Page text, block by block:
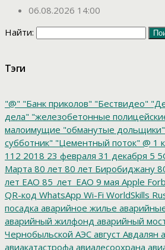
06.08.2026 14:00
Найти:
Тэги
"@" "Банк приколов" "Бествидео"
дела" "железобетонные
малоимущие "обманутые дольщики"
субботник" "Цементный поток" @ 1
112 2018 23 февраля 31 декабря 5
Марта 80 лет 80 лет Биробиджану
лет ЕАО 85_лет_ЕАО 9 мая Apple
QR-код WhatsApp Wi-Fi WorldSkills
посадка аварийное жилье
аварийный жилфонд аварийный
Чернобыльской АЭС август Авдалян
авиакатастрофа авиалесоохрана